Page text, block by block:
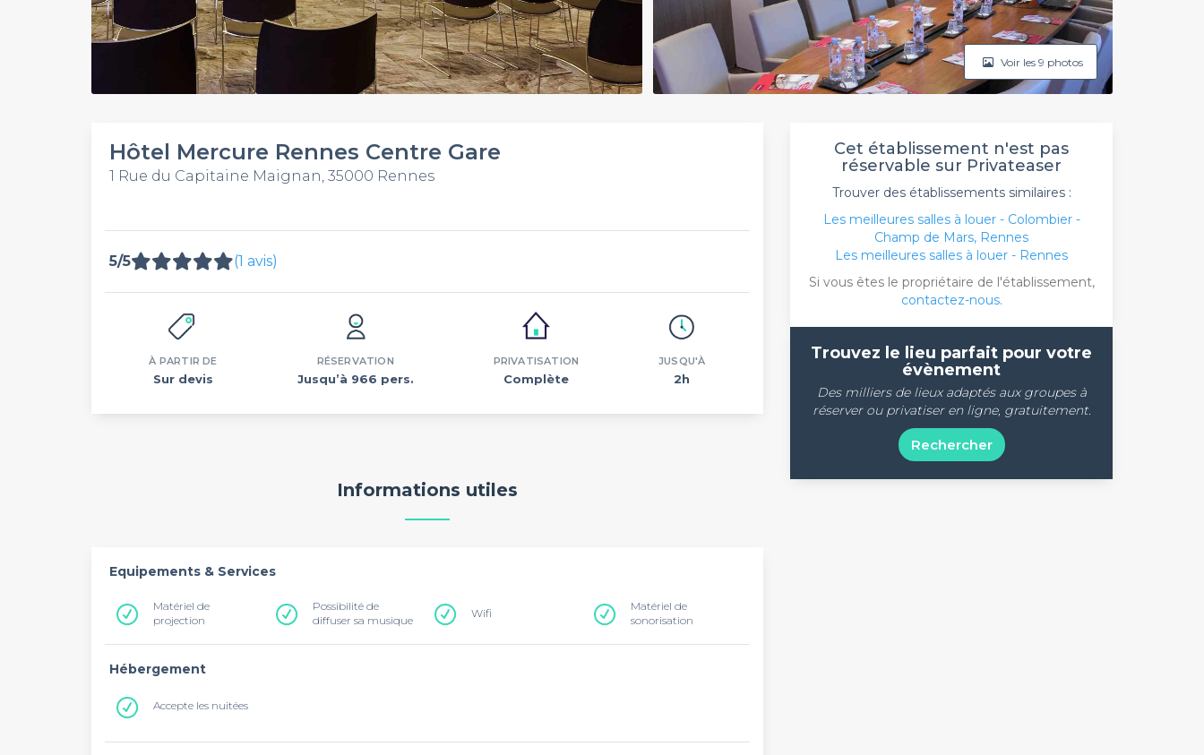
Voir les 9 photos
Hôtel Mercure Rennes Centre Gare
1 Rue du Capitaine Maignan, 35000 Rennes
5/5 (1 avis)
À PARTIR DE
Sur devis
RÉSERVATION
Jusqu’à 966 pers.
PRIVATISATION
Complète
JUSQU'À
2h
Informations utiles
Equipements & Services
Matériel de
projection
Possibilité de
diffuser sa musique
Wifi
Matériel de
sonorisation
Hébergement
Accepte les nuitées
Cet établissement n'est pas
réservable sur Privateaser
Trouver des établissements similaires :
Les meilleures salles à louer - Colombier -
Champ de Mars, Rennes
Les meilleures salles à louer - Rennes
Si vous êtes le propriétaire de l'établissement,
contactez-nous.
Trouvez le lieu parfait pour votre
évènement
Des milliers de lieux adaptés aux groupes à
réserver ou privatiser en ligne, gratuitement.
Rechercher